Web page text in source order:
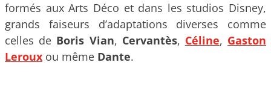
formés aux Arts Déco et dans les studios Disney,
grands faiseurs d’adaptations diverses comme
celles de Boris Vian, Cervantès, Céline, Gaston
Leroux ou même Dante.